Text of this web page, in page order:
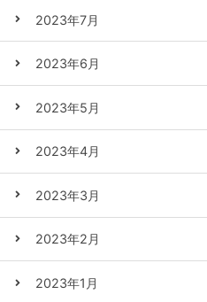
2023年7月
2023年6月
2023年5月
2023年4月
2023年3月
2023年2月
2023年1月